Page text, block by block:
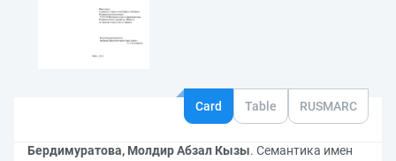
Card Table RUSMARC
Бердимуратова, Молдир Абзал Кызы. Семантика имен